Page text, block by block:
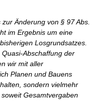
Änderung von § 97 Abs.
im Ergebnis um eine
Losgrundsatzes.
Abschaffung der
wir mit aller
Planen und Bauens
sondern vielmehr
Gesamtvergaben